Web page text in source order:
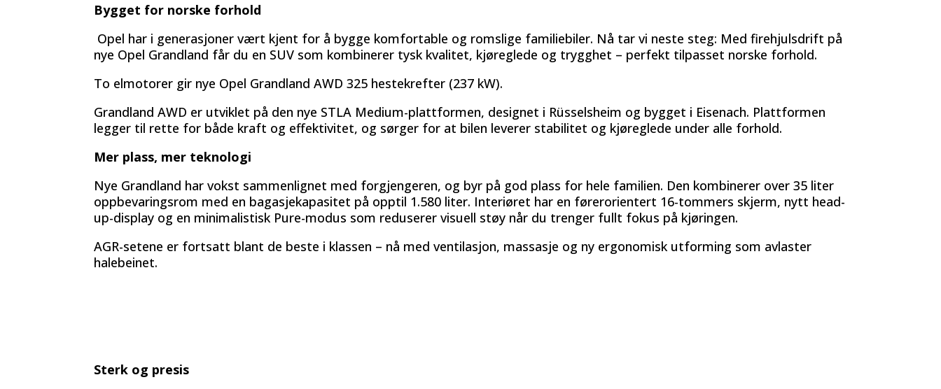
Bygget for norske forhold
Opel har i generasjoner vært kjent for å bygge komfortable og romslige familiebiler. Nå tar vi neste steg: Med firehjulsdrift på
nye Opel Grandland får du en SUV som kombinerer tysk kvalitet, kjøreglede og trygghet – perfekt tilpasset norske forhold.
To elmotorer gir nye Opel Grandland AWD 325 hestekrefter (237 kW).
Grandland AWD er utviklet på den nye STLA Medium-plattformen, designet i Rüsselsheim og bygget i Eisenach. Plattformen
legger til rette for både kraft og effektivitet, og sørger for at bilen leverer stabilitet og kjøreglede under alle forhold.
Mer plass, mer teknologi
Nye Grandland har vokst sammenlignet med forgjengeren, og byr på god plass for hele familien. Den kombinerer over 35 liter
oppbevaringsrom med en bagasjekapasitet på opptil 1.580 liter. Interiøret har en førerorientert 16-tommers skjerm, nytt head-
up-display og en minimalistisk Pure-modus som reduserer visuell støy når du trenger fullt fokus på kjøringen.
AGR-setene er fortsatt blant de beste i klassen – nå med ventilasjon, massasje og ny ergonomisk utforming som avlaster
halebeinet.
Sterk og presis